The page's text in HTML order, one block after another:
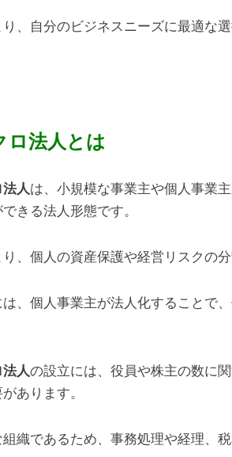
り、自分のビジネスニーズに最適な
ロ法人とは
人は、小規模な事業主や個人事業
きる法人形態です。
、個人の資産保護や経営リスクの
、個人事業主が法人化することで
人の設立には、役員や株主の数に
あります。
織であるため、事務処理や経理、